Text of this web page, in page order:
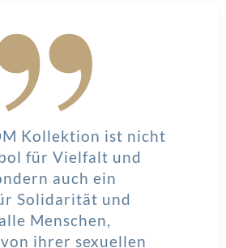
Kollektion ist nicht
für Vielfalt und
auch ein
Solidarität und
Menschen,
ihrer sexuellen